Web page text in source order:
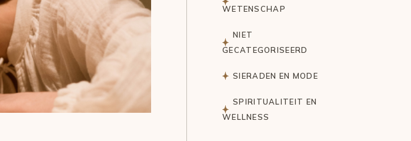
WETENSCHAP
NIET
GECATEGORISEERD
SIERADEN EN MODE
SPIRITUALITEIT EN
WELLNESS